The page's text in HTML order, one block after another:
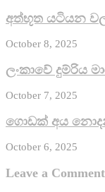
අත්භූත යටියන
October 8, 2025
ලංකාවේ දුම්රිය
October 7, 2025
ගොඩක් අය
October 6, 2025
Leave a Comment